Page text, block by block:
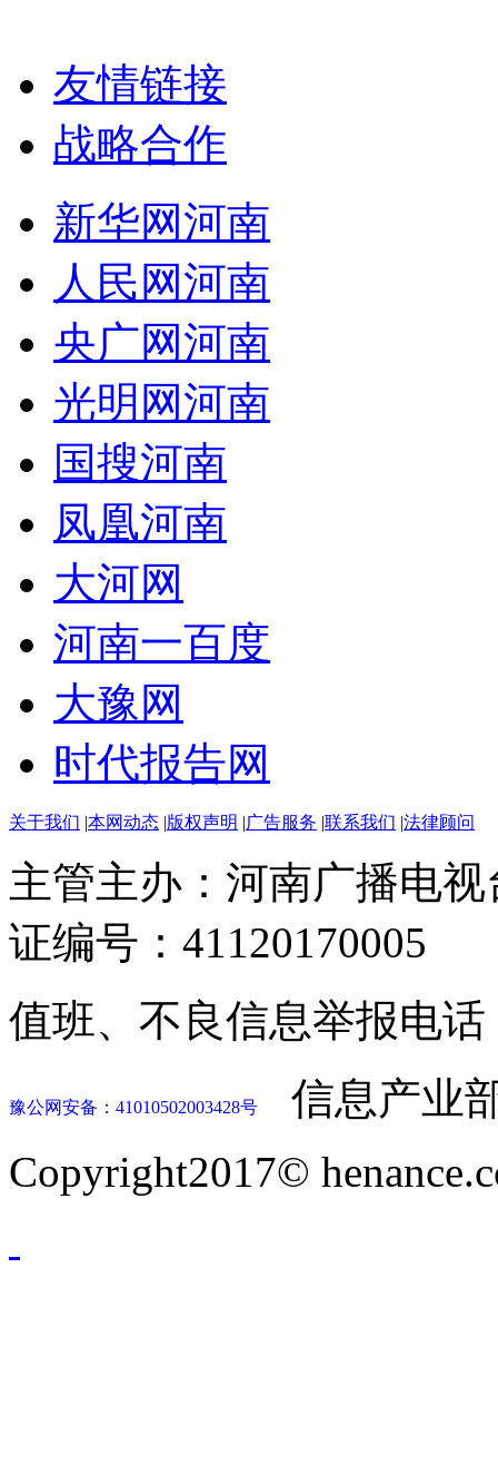
友情链接
战略合作
新华网河南
人民网河南
央广网河南
光明网河南
国搜河南
凤凰河南
大河网
河南一百度
大豫网
时代报告网
关于我们 本网动态 版权声明 广告服务 联系我们 法律顾问
主管主办：河南广播电
证编号：41120170005
值班、不良信息举报电话
豫公网安备：41010502003428号
信息产业
Copyright2017©